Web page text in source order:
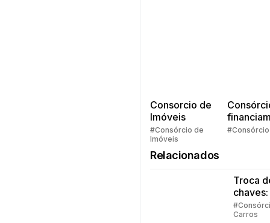
Consorcio de
Imóveis
#Consórcio de
Imóveis
Quem
#Consórcio
Relacionados
Troca
regras
Carros